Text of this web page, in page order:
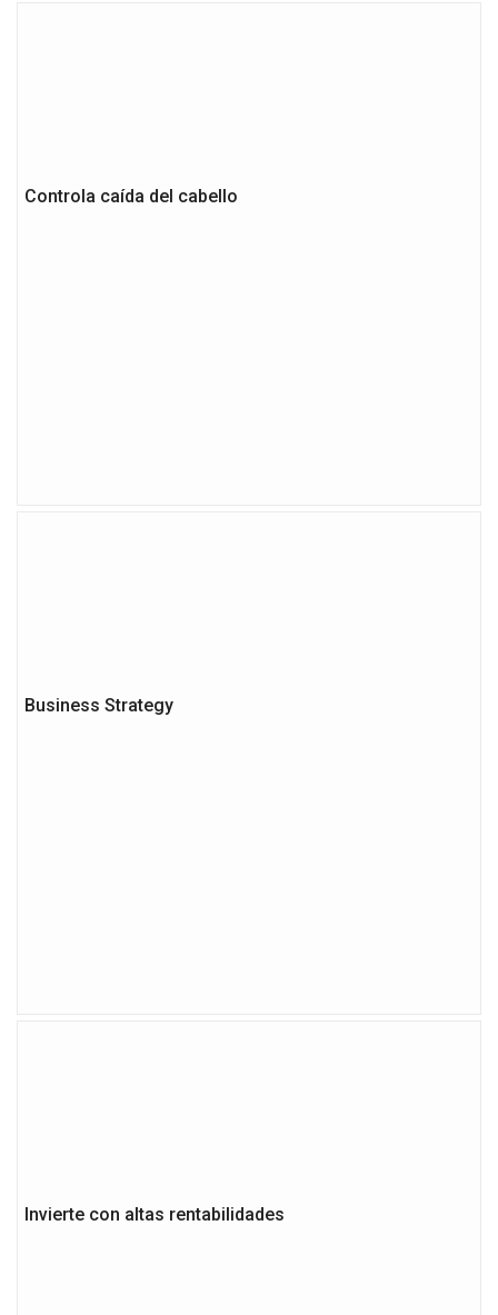
Controla caída del cabello
Business Strategy
Invierte con altas rentabilidades